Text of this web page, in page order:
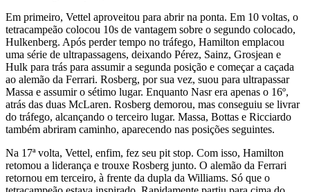
Em primeiro, Vettel aproveitou para abrir na ponta. Em 10 voltas, o
tetracampeão colocou 10s de vantagem sobre o segundo colocado,
Hulkenberg. Após perder tempo no tráfego, Hamilton emplacou
uma série de ultrapassagens, deixando Pérez, Sainz, Grosjean e
Hulk para trás para assumir a segunda posição e começar a caçada
ao alemão da Ferrari. Rosberg, por sua vez, suou para ultrapassar
Massa e assumir o sétimo lugar. Enquanto Nasr era apenas o 16º,
atrás das duas McLaren. Rosberg demorou, mas conseguiu se livrar
do tráfego, alcançando o terceiro lugar. Massa, Bottas e Ricciardo
também abriram caminho, aparecendo nas posições seguintes.
Na 17ª volta, Vettel, enfim, fez seu pit stop. Com isso, Hamilton
retomou a liderança e trouxe Rosberg junto. O alemão da Ferrari
retornou em terceiro, à frente da dupla da Williams. Só que o